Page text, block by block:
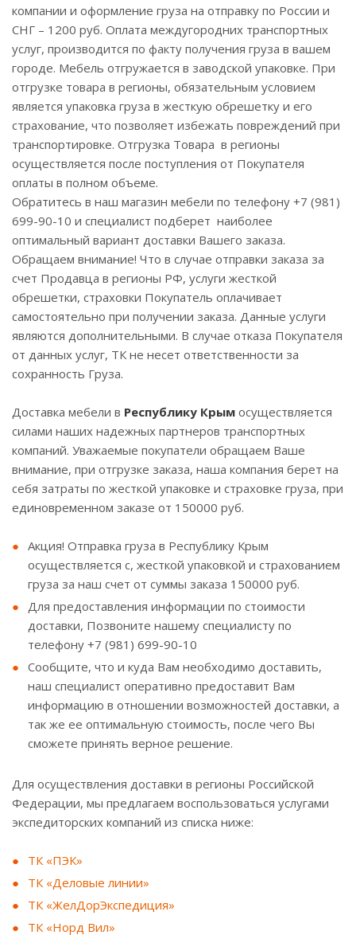
компании и оформление груза на отправку по России и
СНГ – 1200 руб. Оплата междугородних транспортных
услуг, производится по факту получения груза в вашем
городе. Мебель отгружается в заводской упаковке. При
отгрузке товара в регионы, обязательным условием
является упаковка груза в жесткую обрешетку и его
страхование, что позволяет избежать повреждений при
транспортировке. Отгрузка Товара в регионы
осуществляется после поступления от Покупателя
оплаты в полном объеме.
Обратитесь в наш магазин мебели по телефону +7 (981)
699-90-10 и специалист подберет наиболее
оптимальный вариант доставки Вашего заказа.
Обращаем внимание! Что в случае отправки заказа за
счет Продавца в регионы РФ, услуги жесткой
обрешетки, страховки Покупатель оплачивает
самостоятельно при получении заказа. Данные услуги
являются дополнительными. В случае отказа Покупателя
от данных услуг, ТК не несет ответственности за
сохранность Груза.
Доставка мебели в Республику Крым осуществляется
силами наших надежных партнеров транспортных
компаний. Уважаемые покупатели обращаем Ваше
внимание, при отгрузке заказа, наша компания берет на
себя затраты по жесткой упаковке и страховке груза, при
единовременном заказе от 150000 руб.
Акция! Отправка груза в Республику Крым
осуществляется с, жесткой упаковкой и страхованием
груза за наш счет от суммы заказа 150000 руб.
Для предоставления информации по стоимости
доставки, Позвоните нашему специалисту по
телефону +7 (981) 699-90-10
Сообщите, что и куда Вам необходимо доставить,
наш специалист оперативно предоставит Вам
информацию в отношении возможностей доставки, а
так же ее оптимальную стоимость, после чего Вы
сможете принять верное решение.
Для осуществления доставки в регионы Российской
Федерации, мы предлагаем воспользоваться услугами
экспедиторских компаний из списка ниже:
ТК «ПЭК»
ТК «Деловые линии»
ТК «ЖелДорЭкспедиция»
ТК «Норд Вил»